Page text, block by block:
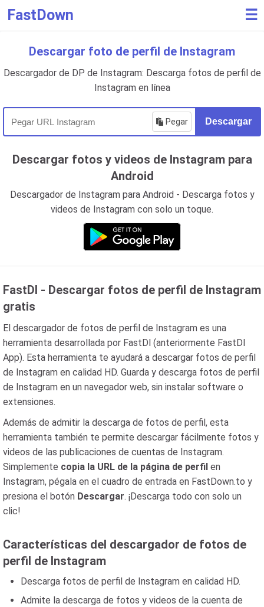
FastDown ☰
Descargar foto de perfil de Instagram
Descargador de DP de Instagram: Descarga fotos de perfil de
Instagram en línea
Pegar Descargar
Descargar fotos y videos de Instagram para
Android
Descargador de Instagram para Android - Descarga fotos y
videos de Instagram con solo un toque.
FastDl - Descargar fotos de perfil de Instagram
gratis
El descargador de fotos de perfil de Instagram es una
herramienta desarrollada por FastDl (anteriormente FastDl
App). Esta herramienta te ayudará a descargar fotos de perfil
de Instagram en calidad HD. Guarda y descarga fotos de perfil
de Instagram en un navegador web, sin instalar software o
extensiones.
Además de admitir la descarga de fotos de perfil, esta
herramienta también te permite descargar fácilmente fotos y
videos de las publicaciones de cuentas de Instagram.
Simplemente copia la URL de la página de perfil en
Instagram, pégala en el cuadro de entrada en FastDown.to y
presiona el botón Descargar. ¡Descarga todo con solo un
clic!
Características del descargador de fotos de
perfil de Instagram
Descarga fotos de perfil de Instagram en calidad HD.
Admite la descarga de fotos y videos de la cuenta de